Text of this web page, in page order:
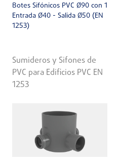
Botes Sifónicos PVC Ø90 con 1
Entrada Ø40 - Salida Ø50 (EN
1253)
Sumideros y Sifones de
PVC para Edificios PVC EN
1253